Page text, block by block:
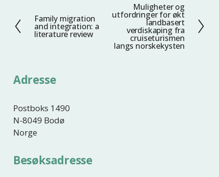
F
o
g
Family migration
and integration: a
literature review
e
Muligheter og
utfordringer for økt
landbasert
verdiskaping fra
cruiseturismen
langs norskekysten
Adresse
Postboks 1490
N-8049 Bodø
Norge
Besøksadresse